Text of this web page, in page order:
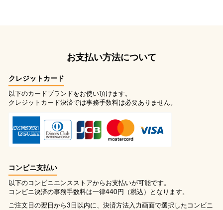
お支払い方法について
クレジットカード
以下のカードブランドをお使い頂けます。
クレジットカード決済では事務手数料は必要ありません。
コンビニ支払い
以下のコンビニエンスストアからお支払いが可能です。
コンビニ決済の事務手数料は一律440円（税込）となります。
ご注文日の翌日から3日以内に、決済方法入力画面で選択したコンビニ